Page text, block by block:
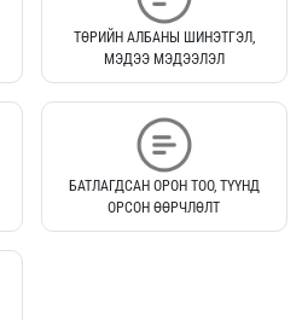
ТӨРИЙН АЛБАНЫ ШИНЭТГЭЛ,
МЭДЭЭ МЭДЭЭЛЭЛ
БАТЛАГДСАН ОРОН ТОО, ТҮҮНД
ОРСОН ӨӨРЧЛӨЛТ